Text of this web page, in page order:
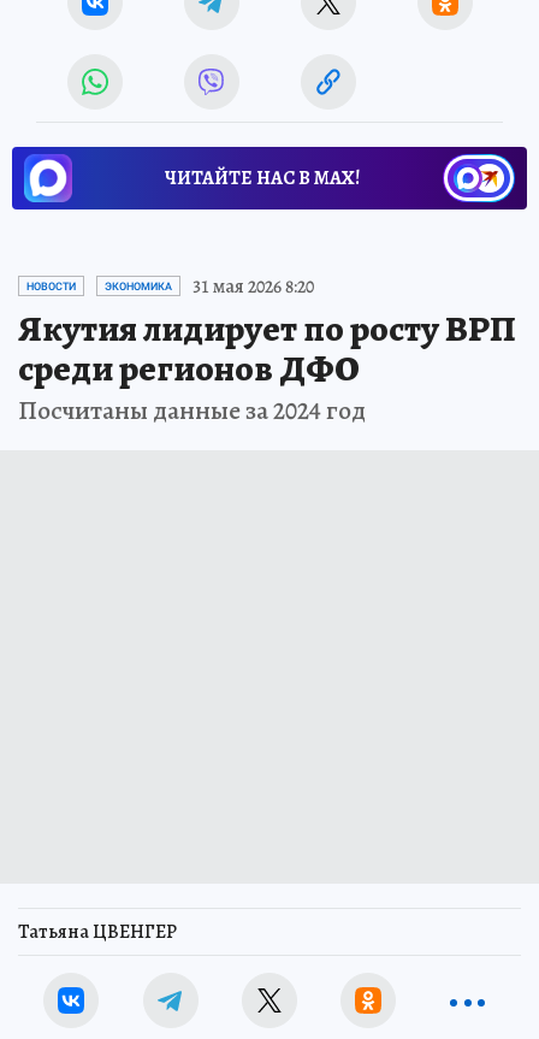
ЧИТАЙТЕ НАС В МАХ!
НОВОСТИ ЭКОНОМИКА 31 мая 2026 8:20
Якутия лидирует по росту ВРП
среди регионов ДФО
Посчитаны данные за 2024 год
Татьяна ЦВЕНГЕР